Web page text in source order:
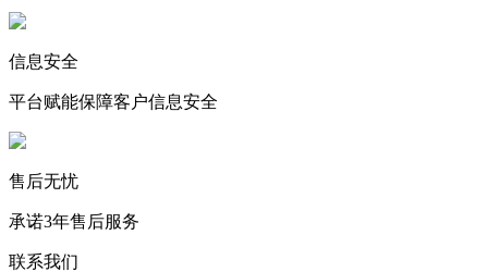
信息安全
平台赋能保障客户信息安全
售后无忧
承诺3年售后服务
联系我们